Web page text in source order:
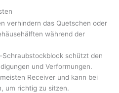
verhindern das Quetschen oder
während der
schützt den
und Verformungen.
Receiver und kann bei
um richtig zu sitzen.